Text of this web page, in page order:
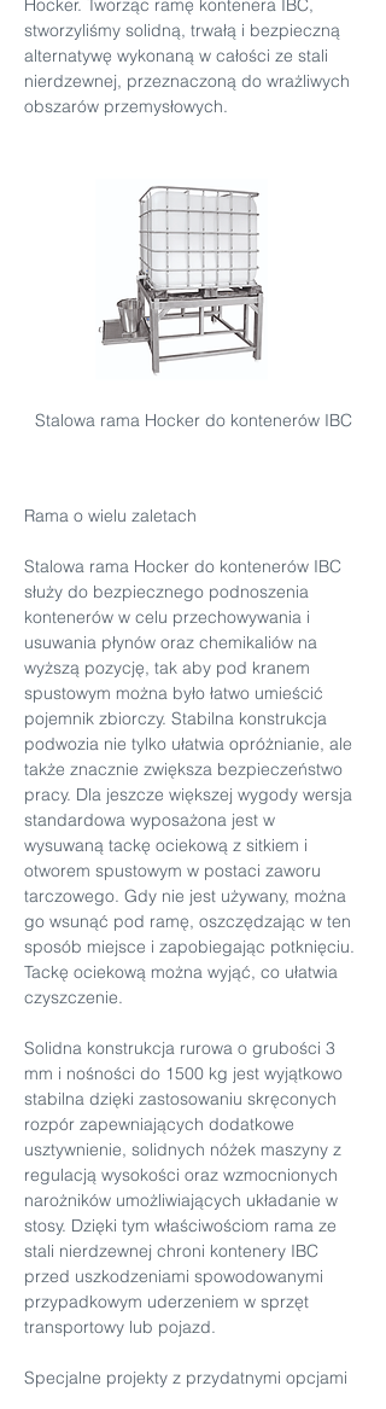
Hocker. Tworząc ramę kontenera IBC,
stworzyliśmy solidną, trwałą i bezpieczną
alternatywę wykonaną w całości ze stali
nierdzewnej, przeznaczoną do wrażliwych
obszarów przemysłowych.
Stalowa rama Hocker do kontenerów IBC
Rama o wielu zaletach
Stalowa rama Hocker do kontenerów IBC
służy do bezpiecznego podnoszenia
kontenerów w celu przechowywania i
usuwania płynów oraz chemikaliów na
wyższą pozycję, tak aby pod kranem
spustowym można było łatwo umieścić
pojemnik zbiorczy. Stabilna konstrukcja
podwozia nie tylko ułatwia opróżnianie, ale
także znacznie zwiększa bezpieczeństwo
pracy. Dla jeszcze większej wygody wersja
standardowa wyposażona jest w
wysuwaną tackę ociekową z sitkiem i
otworem spustowym w postaci zaworu
tarczowego. Gdy nie jest używany, można
go wsunąć pod ramę, oszczędzając w ten
sposób miejsce i zapobiegając potknięciu.
Tackę ociekową można wyjąć, co ułatwia
czyszczenie.
Solidna konstrukcja rurowa o grubości 3
mm i nośności do 1500 kg jest wyjątkowo
stabilna dzięki zastosowaniu skręconych
rozpór zapewniających dodatkowe
usztywnienie, solidnych nóżek maszyny z
regulacją wysokości oraz wzmocnionych
narożników umożliwiających układanie w
stosy. Dzięki tym właściwościom rama ze
stali nierdzewnej chroni kontenery IBC
przed uszkodzeniami spowodowanymi
przypadkowym uderzeniem w sprzęt
transportowy lub pojazd.
Specjalne projekty z przydatnymi opcjami